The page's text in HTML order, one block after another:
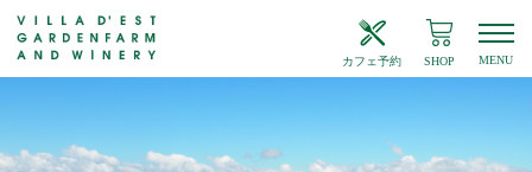
カフェ予約 SHOP MENU